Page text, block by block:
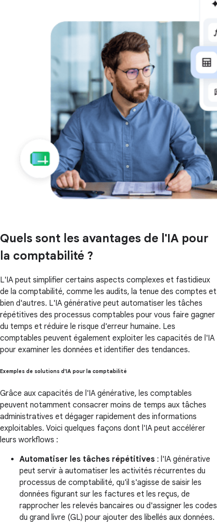
Quels sont les avantages de l'IA pour
la comptabilité ?
L'IA peut simplifier certains aspects complexes et fastidieux
de la comptabilité, comme les audits, la tenue des comptes et
bien d'autres. L'IA générative peut automatiser les tâches
répétitives des processus comptables pour vous faire gagner
du temps et réduire le risque d'erreur humaine. Les
comptables peuvent également exploiter les capacités de l'IA
pour examiner les données et identifier des tendances.
Exemples de solutions d'IA pour la comptabilité
Grâce aux capacités de l'IA générative, les comptables
peuvent notamment consacrer moins de temps aux tâches
administratives et dégager rapidement des informations
exploitables. Voici quelques façons dont l'IA peut accélérer
leurs workflows :
Automatiser les tâches répétitives : l'IA générative
peut servir à automatiser les activités récurrentes du
processus de comptabilité, qu'il s'agisse de saisir les
données figurant sur les factures et les reçus, de
rapprocher les relevés bancaires ou d'assigner les codes
du grand livre (GL) pour ajouter des libellés aux données.